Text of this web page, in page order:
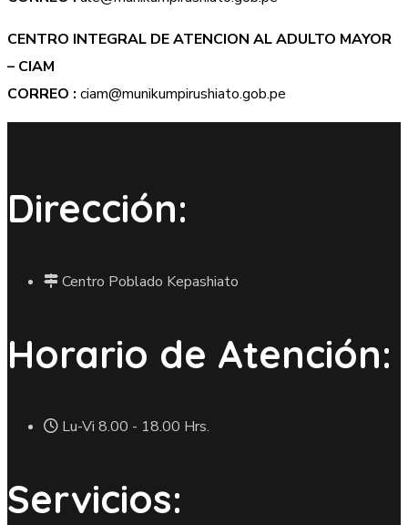
CENTRO INTEGRAL DE ATENCION AL ADULTO MAYOR
– CIAM
CORREO : ciam@munikumpirushiato.gob.pe
Dirección:
Centro Poblado Kepashiato
Horario de Atención:
Lu-Vi 8.00 - 18.00 Hrs.
Servicios: